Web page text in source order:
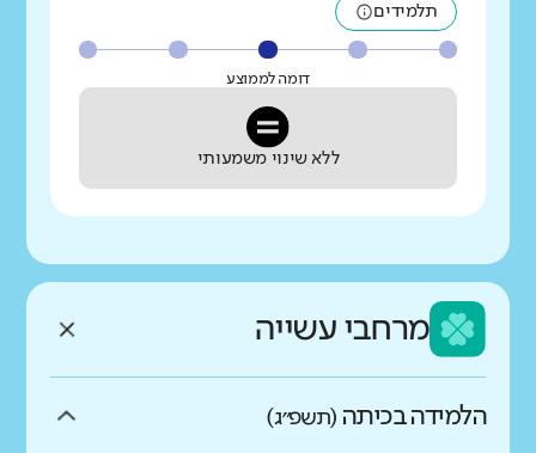
תלמידים
דומה לממוצע
ללא שינוי משמעותי
מרחבי עשייה
הלמידה בכיתה (תשפ״ג)